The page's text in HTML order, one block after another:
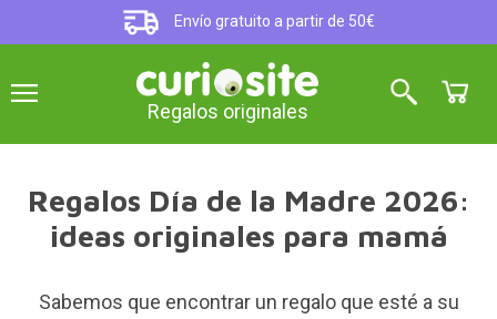
Envío gratuito a partir de 50€
Regalos originales
Regalos Día de la Madre 2026:
ideas originales para mamá
Sabemos que encontrar un regalo que esté a su